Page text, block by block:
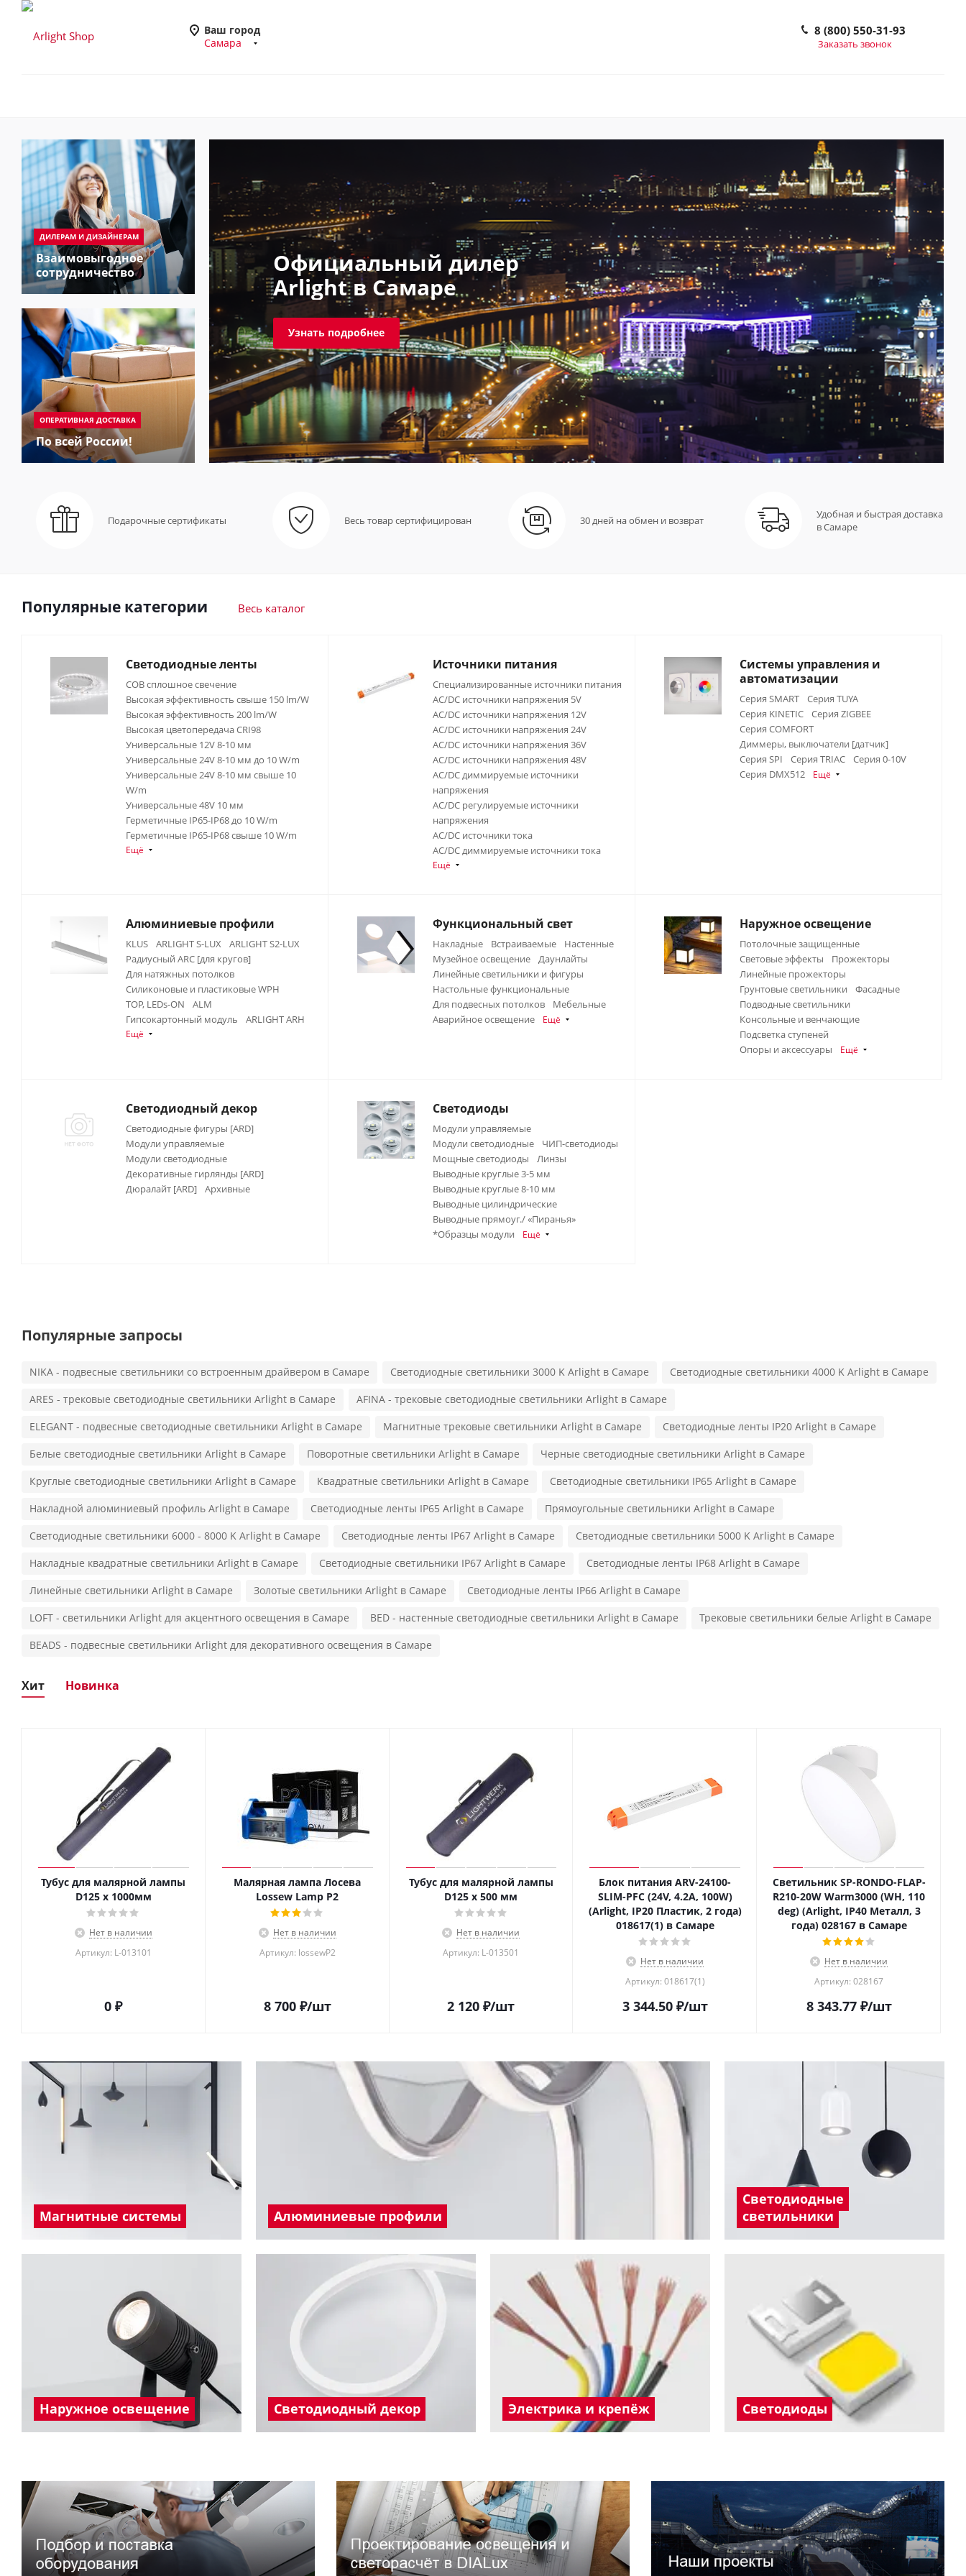
Ваш город
Самара
8 (800) 550-31-93
Заказать звонок
Официальный дилер
Arlight в Самаре
Узнать подробнее
ДИЛЕРАМ И ДИЗАЙНЕРАМ
Взаимовыгодное
сотрудничество
ОПЕРАТИВНАЯ ДОСТАВКА
По всей России!
Подарочные сертификаты Весь товар сертифицирован 30 дней на обмен и возврат
Удобная и быстрая доставка
в Самаре
Популярные категории Весь каталог
Светодиодные ленты
COB сплошное свечение
Высокая эффективность свыше 150 lm/W
Высокая эффективность 200 lm/W
Высокая цветопередача CRI98
Универсальные 12V 8-10 мм
Универсальные 24V 8-10 мм до 10 W/m
Универсальные 24V 8-10 мм свыше 10
W/m
Универсальные 48V 10 мм
Герметичные IP65-IP68 до 10 W/m
Герметичные IP65-IP68 свыше 10 W/m
Ещё
Источники питания
Специализированные источники питания
AC/DC источники напряжения 5V
AC/DC источники напряжения 12V
AC/DC источники напряжения 24V
AC/DC источники напряжения 36V
AC/DC источники напряжения 48V
AC/DC диммируемые источники
напряжения
AC/DC регулируемые источники
напряжения
AC/DC источники тока
AC/DC диммируемые источники тока
Ещё
Системы управления и
автоматизации
Серия SMART
Серия TUYA
Серия KINETIC
Серия ZIGBEE
Серия COMFORT
Диммеры, выключатели [датчик]
Серия SPI
Серия TRIAC
Серия 0-10V
Серия DMX512
Ещё
Алюминиевые профили
KLUS ARLIGHT S-LUX
ARLIGHT S2-LUX
Радиусный ARC [для кругов]
Для натяжных потолков
Силиконовые и пластиковые WPH
TOP, LEDs-ON
ALM
Гипсокартонный модуль
ARLIGHT ARH
Ещё
Функциональный свет
Накладные Встраиваемые
Настенные
Музейное освещение
Даунлайты
Линейные светильники и фигуры
Настольные функциональные
Для подвесных потолков
Мебельные
Аварийное освещение
Ещё
Наружное освещение
Потолочные защищенные
Световые эффекты
Прожекторы
Линейные прожекторы
Грунтовые светильники
Фасадные
Подводные светильники
Консольные и венчающие
Подсветка ступеней
Опоры и аксессуары
Ещё
Светодиодный декор
Светодиодные фигуры [ARD]
Модули управляемые
Модули светодиодные
Декоративные гирлянды [ARD]
Дюралайт [ARD]
Архивные
Светодиоды
Модули управляемые
Модули светодиодные
ЧИП-светодиоды
Мощные светодиоды
Линзы
Выводные круглые 3-5 мм
Выводные круглые 8-10 мм
Выводные цилиндрические
Выводные прямоуг./ «Пиранья»
*Образцы модули
Ещё
Популярные запросы
NIKA - подвесные светильники со встроенным драйвером в Самаре Светодиодные светильники 3000 K Arlight в Самаре
Светодиодные светильники 4000 K Arlight в Самаре
ARES - трековые светодиодные светильники Arlight в Самаре
AFINA - трековые светодиодные светильники Arlight в Самаре
ELEGANT - подвесные светодиодные светильники Arlight в Самаре
Магнитные трековые светильники Arlight в Самаре
Светодиодные ленты IP20 Arlight в Самаре
Белые светодиодные светильники Arlight в Самаре
Поворотные светильники Arlight в Самаре
Черные светодиодные светильники Arlight в Самаре
Круглые светодиодные светильники Arlight в Самаре
Квадратные светильники Arlight в Самаре
Светодиодные светильники IP65 Arlight в Самаре
Накладной алюминиевый профиль Arlight в Самаре
Светодиодные ленты IP65 Arlight в Самаре
Прямоугольные светильники Arlight в Самаре
Светодиодные светильники 6000 - 8000 K Arlight в Самаре
Светодиодные ленты IP67 Arlight в Самаре
Светодиодные светильники 5000 K Arlight в Самаре
Накладные квадратные светильники Arlight в Самаре
Светодиодные светильники IP67 Arlight в Самаре
Светодиодные ленты IP68 Arlight в Самаре
Линейные светильники Arlight в Самаре
Золотые светильники Arlight в Самаре
Светодиодные ленты IP66 Arlight в Самаре
LOFT - светильники Arlight для акцентного освещения в Самаре
BED - настенные светодиодные светильники Arlight в Самаре
Трековые светильники белые Arlight в Самаре
BEADS - подвесные светильники Arlight для декоративного освещения в Самаре
Хит Новинка
Тубус для малярной лампы
D125 x 1000мм
Нет в наличии
Артикул: L-013101
0 ₽
Малярная лампа Лосева
Lossew Lamp P2
Нет в наличии
Артикул: lossewP2
8 700₽/шт
Тубус для малярной лампы
D125 x 500 мм
Нет в наличии
Артикул: L-013501
2 120 ₽/шт
Блок питания ARV-24100-
SLIM-PFC (24V, 4.2A, 100W)
(Arlight, IP20 Пластик, 2 года)
018617(1) в Самаре
Нет в наличии
Артикул: 018617(1)
3 344.50₽/шт
Светильник SP-RONDO-FLAP-
R210-20W Warm3000 (WH, 110
deg) (Arlight, IP40 Металл, 3
года) 028167 в Самаре
Нет в наличии
Артикул: 028167
8 343.77₽/шт
Магнитные системы Алюминиевые профили
Светодиодные
светильники
Наружное освещение Светодиодный декор Электрика и крепёж Светодиоды